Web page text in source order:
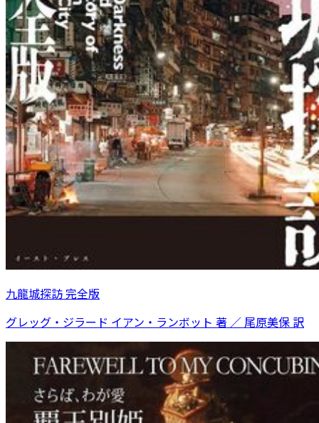
九龍城探訪 完全版
グレッグ・ジラード イアン・ランボット 著 ／ 尾原美保 訳